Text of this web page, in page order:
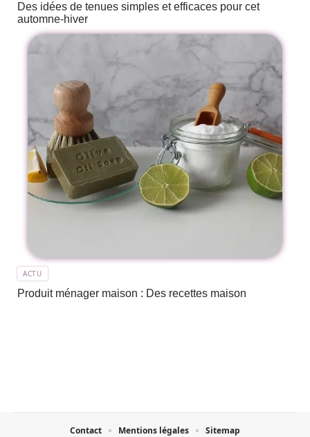
Des idées de tenues simples et efficaces pour cet
automne-hiver
ACTU
Produit ménager maison : Des recettes maison
Contact Mentions légales Sitemap